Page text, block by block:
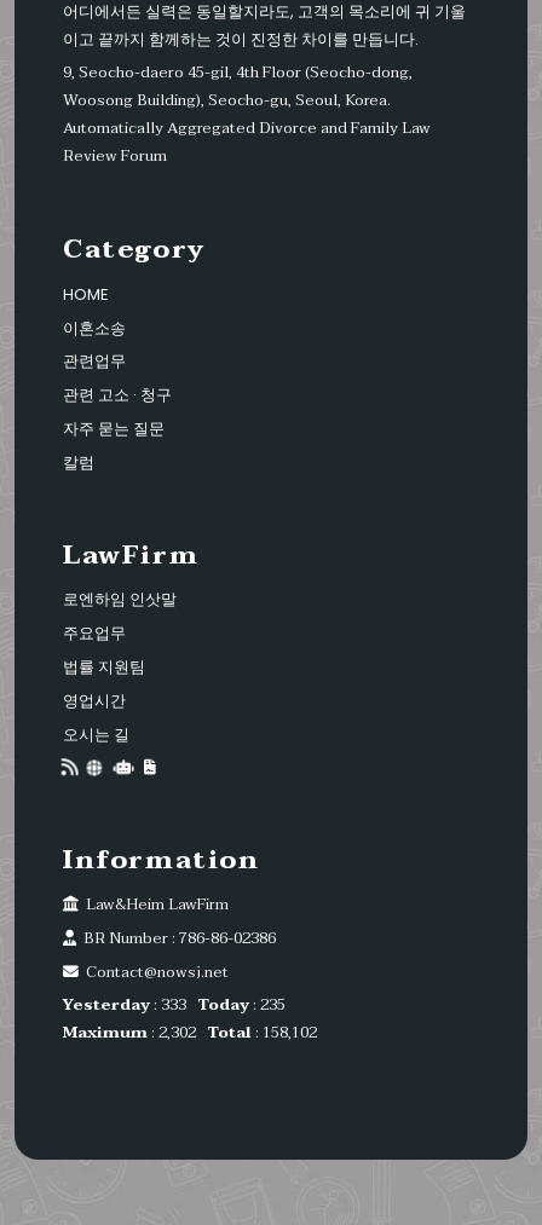
어디에서든 실력은 동일할지라도, 고객의 목소리에 귀 기울
이고 끝까지 함께하는 것이 진정한 차이를 만듭니다.
9, Seocho-daero 45-gil, 4th Floor (Seocho-dong,
Woosong Building), Seocho-gu, Seoul, Korea.
Automatically Aggregated Divorce and Family Law
Review Forum
Category
HOME
이혼소송
관련업무
관련 고소 · 청구
자주 묻는 질문
칼럼
LawFirm
로엔하임 인삿말
주요업무
법률 지원팀
영업시간
오시는 길
Information
Law&Heim LawFirm
BR Number : 786-86-02386
Contact@nowsj.net
Yesterday: 333 Today: 235
Maximum: 2,302 Total: 158,102